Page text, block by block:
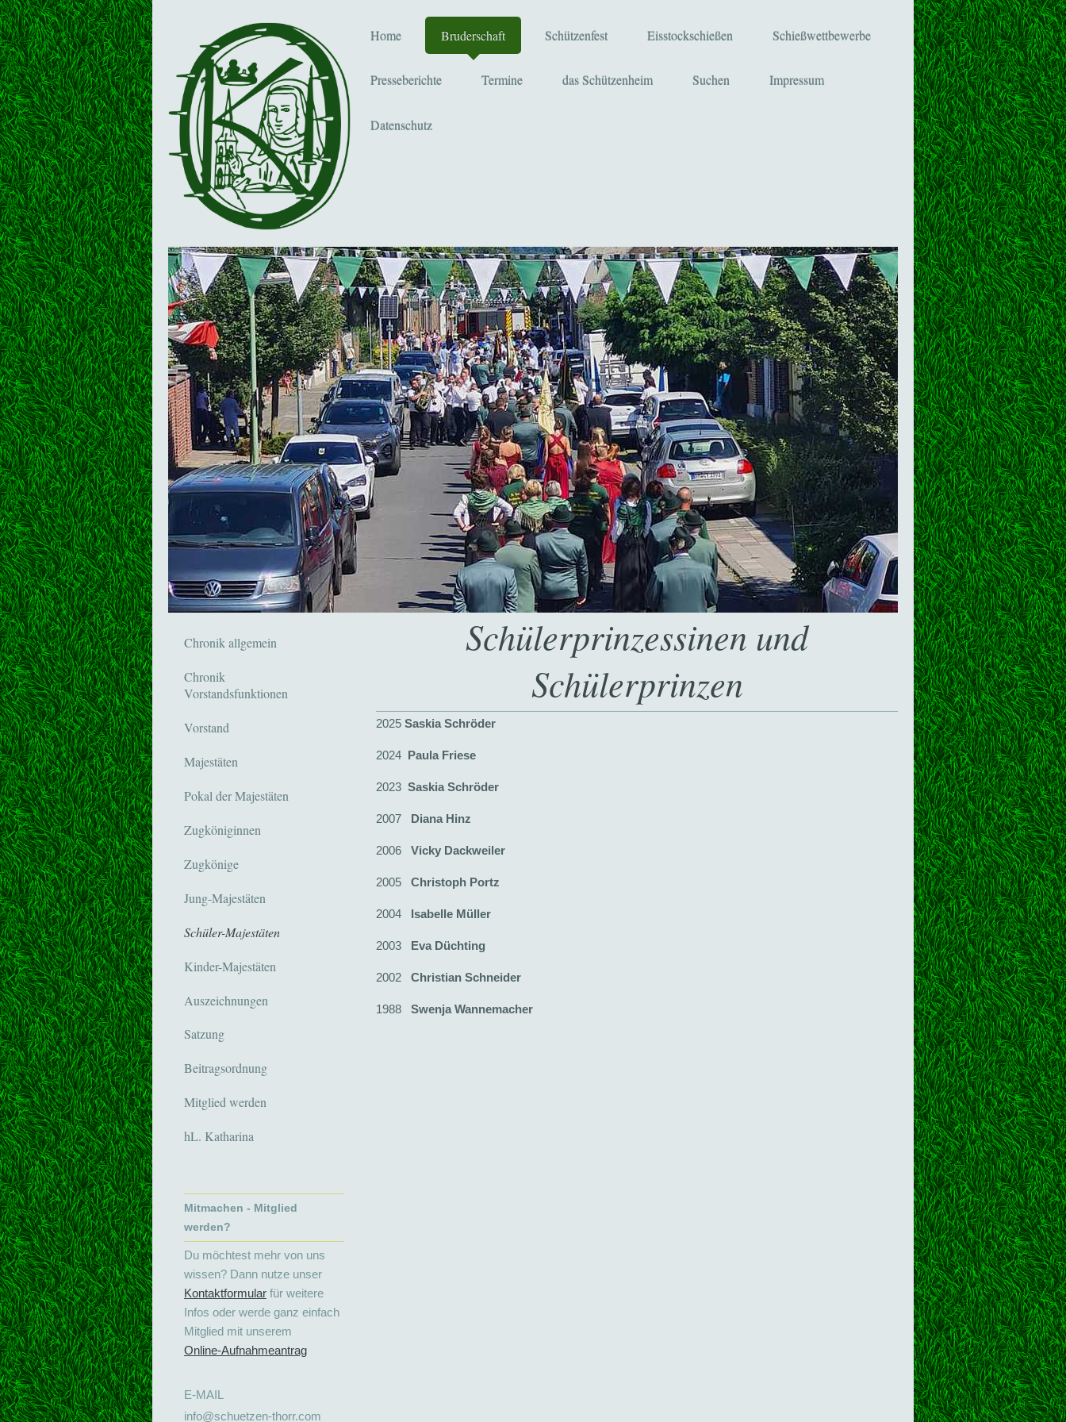
Home Bruderschaft Schützenfest Eisstockschießen Schießwettbewerbe
Presseberichte Termine das Schützenheim Suchen Impressum
Datenschutz
Schülerprinzessinen und
Schülerprinzen
2025Saskia Schröder
2024 Paula Friese
2023Saskia Schröder
2007 Diana Hinz
2006Vicky Dackweiler
2005Christoph Portz
2004 Isabelle Müller
2003 Eva Düchting
2002Christian Schneider
1988Swenja Wannemacher
Chronik allgemein
Chronik
Vorstandsfunktionen
Vorstand
Majestäten
Pokal der Majestäten
Zugköniginnen
Zugkönige
Jung-Majestäten
Schüler-Majestäten
Kinder-Majestäten
Auszeichnungen
Satzung
Beitragsordnung
Mitglied werden
hL. Katharina
Mitmachen - Mitglied
werden?
Du möchtest mehr von uns
wissen? Dann nutze unser
Kontaktformular für weitere
Infos oder werde ganz einfach
Mitglied mit unserem
Online-Aufnahmeantrag
E-MAIL
info@schuetzen-thorr.com